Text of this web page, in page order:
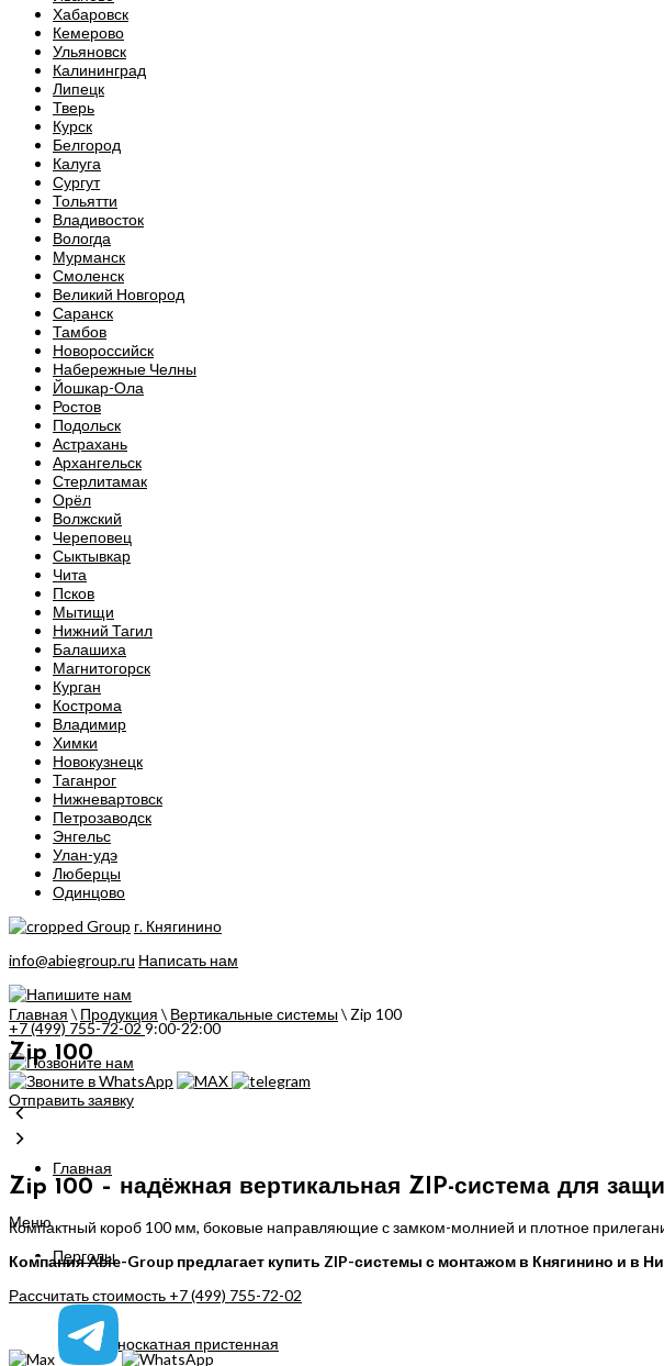
Хабаровск
Кемерово
Ульяновск
Калининград
Липецк
Тверь
Курск
Белгород
Калуга
Сургут
Тольятти
Владивосток
Вологда
Мурманск
Смоленск
Великий Новгород
Саранск
Тамбов
Новороссийск
Набережные Челны
Йошкар-Ола
Ростов
Подольск
Астрахань
Архангельск
Стерлитамак
Орёл
Волжский
Череповец
Сыктывкар
Чита
Псков
Мытищи
Нижний Тагил
Балашиха
Магнитогорск
Курган
Кострома
Владимир
Химки
Новокузнецк
Таганрог
Нижневартовск
Петрозаводск
Энгельс
Улан-удэ
Люберцы
Одинцово
г. Княгинино
info@abiegroup.ru Написать нам
+7 (499) 755-72-029:00-22:00
Отправить заявку
Главная
Перголы
Односкатная пристенная
Меню
Главная \ Продукция \ Вертикальные системы\ Zip 100
Zip 100
Zip 100 – надёжная вертикальная ZIP-система для
Компактный короб 100 мм, боковые направляющие с замком-молнией и плотное
Компания Abie-Group предлагает купить ZIP-системы с монтажом в Княгинино и в
Рассчитать стоимость +7 (499) 755-72-02